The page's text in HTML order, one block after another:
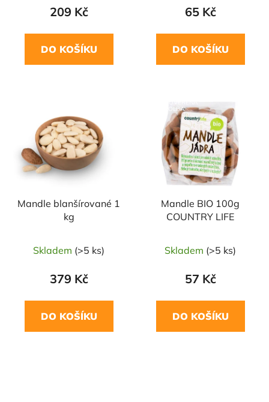
209 Kč
DO KOŠÍKU
65 Kč
DO KOŠÍKU
Mandle blanšírované 1
kg
Skladem (>5 ks)
379 Kč
DO KOŠÍKU
VOLBA
Mandle BIO 100g
COUNTRY LIFE
Skladem (>5 ks)
57 Kč
DO KOŠÍKU